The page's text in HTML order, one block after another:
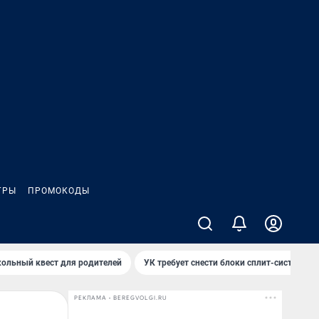
ПРОМОКОДЫ
квест для родителей УК требует снести блоки сплит-систем
РЕКЛАМА • BEREGVOLGI.RU